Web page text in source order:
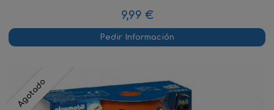
9,99 €
Pedir Información
Agotado